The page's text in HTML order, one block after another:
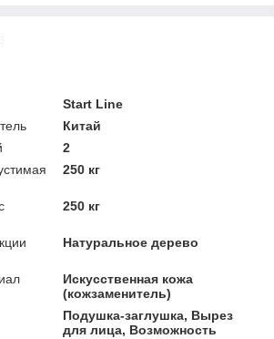
Start Line
Китай
2
250 кг
250 кг
Натуральное дерево
Искусственная кожа
(кожзаменитель)
Подушка-заглушка, Вырез
для лица, Возможность